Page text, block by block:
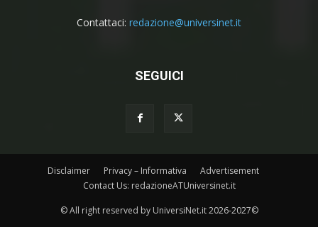
Contattaci: redazione@universinet.it
SEGUICI
Disclaimer Privacy – Informativa
Advertisement
Contact Us: redazioneATUniversinet.it
© All right reserved by UniversiNet.it 2026-2027©